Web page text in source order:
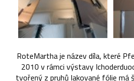
RoteMartha je název díla, které
2010 v rámci výstavy
tvořený z pruhů lakované fólie má